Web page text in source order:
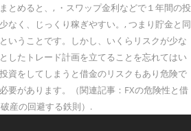
とめると、, ・スワップ金利などで１年間の投
なく、じっくり稼ぎやすい。, つまり貯金と同
いうことです。しかし、いくらリスクが少な
したトレード計画を立てることを忘れてはい
資をしてしまうと借金のリスクもあり危険で
要があります。（関連記事：FXの危険性と借
産の回避する鉄則）.